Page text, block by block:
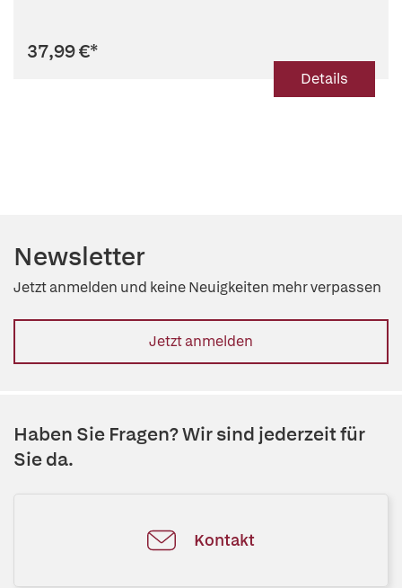
37,99 €*
Details
Newsletter
Jetzt anmelden und keine Neuigkeiten mehr verpassen
Jetzt anmelden
Haben Sie Fragen? Wir sind jederzeit für
Sie da.
Kontakt